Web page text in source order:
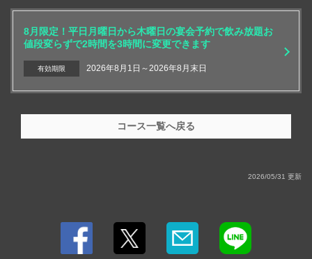
8月限定！平日月曜日から木曜日の宴会予約で飲み放題お
値段変らずで2時間を3時間に変更できます
有効期限 2026年8月1日～2026年8月末日
コース一覧へ戻る
2026/05/31 更新